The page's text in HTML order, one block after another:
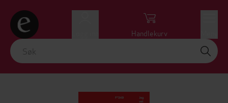
Handlekurv